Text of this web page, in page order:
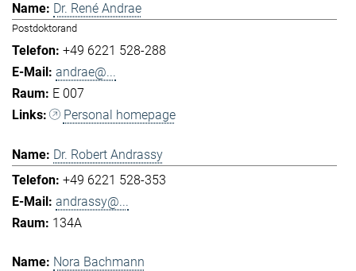
Dr. René Andrae
Postdoktorand
+49 6221 528-288
andrae@...
E 007
Personal homepage
Dr. Robert Andrassy
+49 6221 528-353
andrassy@...
134A
Nora Bachmann